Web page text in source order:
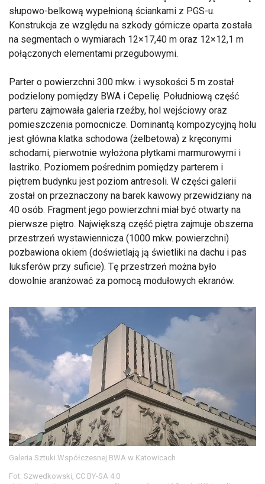
słupowo-belkową wypełnioną ściankami z PGS-u.
Konstrukcja ze względu na szkody górnicze oparta została
na segmentach o wymiarach 12×17,40 m oraz 12×12,1 m
połączonych elementami przegubowymi.
Parter o powierzchni 300 mkw. i wysokości 5 m został
podzielony pomiędzy BWA i Cepelię. Południową część
parteru zajmowała galeria rzeźby, hol wejściowy oraz
pomieszczenia pomocnicze. Dominantą kompozycyjną holu
jest główna klatka schodowa (żelbetowa) z kręconymi
schodami, pierwotnie wyłożona płytkami marmurowymi i
lastriko. Poziomem pośrednim pomiędzy parterem i
piętrem budynku jest poziom antresoli. W części galerii
został on przeznaczony na barek kawowy przewidziany na
40 osób. Fragment jego powierzchni miał być otwarty na
pierwsze piętro. Największą część piętra zajmuje obszerna
przestrzeń wystawiennicza (1000 mkw. powierzchni)
pozbawiona okiem (doświetlają ją świetliki na dachu i pas
luksferów przy suficie). Tę przestrzeń można było
dowolnie aranżować za pomocą modułowych ekranów.
Galeria Sztuki Współczesnej BWA w Katowicach
Fot. Szwedkowski, CC BY-SA 4.0